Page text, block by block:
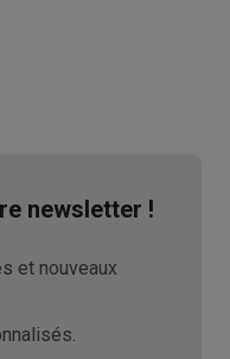
newsletter !
et nouveaux